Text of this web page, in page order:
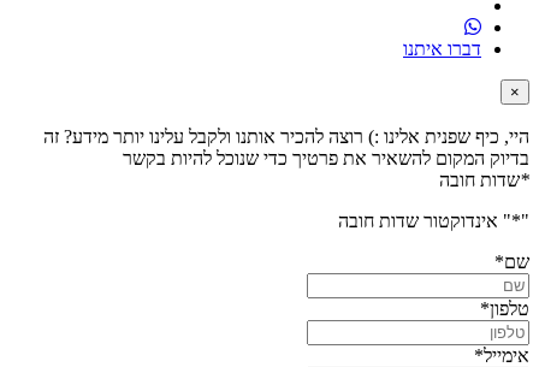
דברו איתנו
×
היי, כיף שפנית אלינו :) רוצה להכיר אותנו ולקבל עלינו יותר מידע? זה
בדיוק המקום להשאיר את פרטיך כדי שנוכל להיות בקשר
*שדות חובה
"
*" אינדוקטור שדות חובה
שם*
טלפון*
אימייל*